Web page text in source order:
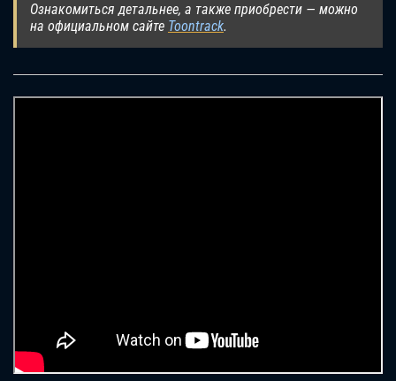
Ознакомиться детальнее, а также приобрести — можно
на официальном сайте Toontrack.